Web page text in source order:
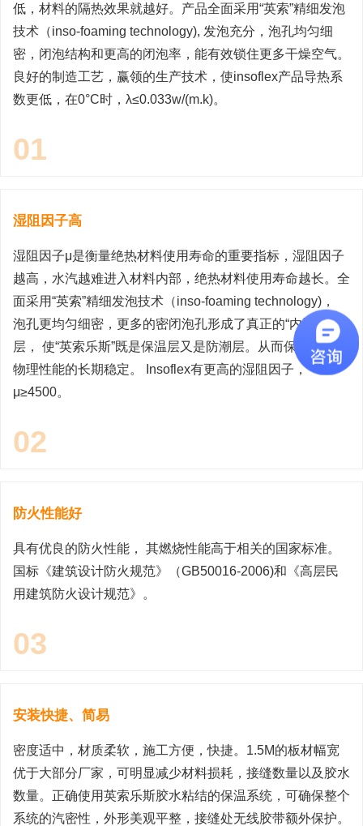
低，材料的隔热效果就越好。产品全面采用“英索”精细发泡
技术（inso-foaming technology), 发泡充分，泡孔均匀细
密，闭泡结构和更高的闭泡率，能有效锁住更多干燥空气。
良好的制造工艺，赢领的生产技术，使insoflex产品导热系
数更低，在0°C时，λ≤0.033w/(m.k)。
01
湿阻因子高
湿阻因子μ是衡量绝热材料使用寿命的重要指标，湿阻因子
越高，水汽越难进入材料内部，绝热材料使用寿命越长。全
面采用“英索”精细发泡技术（inso-foaming technology)，
泡孔更均匀细密，更多的密闭泡孔形成了真正的“内置”隔汽
层， 使“英索乐斯”既是保温层又是防潮层。从而保证了材料
物理性能的长期稳定。 Insoflex有更高的湿阻因子，
μ≥4500。
02
防火性能好
具有优良的防火性能， 其燃烧性能高于相关的国家标准。
国标《建筑设计防火规范》（GB50016-2006)和《高层民
用建筑防火设计规范》。
03
安装快捷、简易
密度适中，材质柔软，施工方便，快捷。1.5M的板材幅宽
优于大部分厂家，可明显减少材料损耗，接缝数量以及胶水
数量。正确使用英索乐斯胶水粘结的保温系统，可确保整个
系统的汽密性，外形美观平整，接缝处无线胶带额外保护。